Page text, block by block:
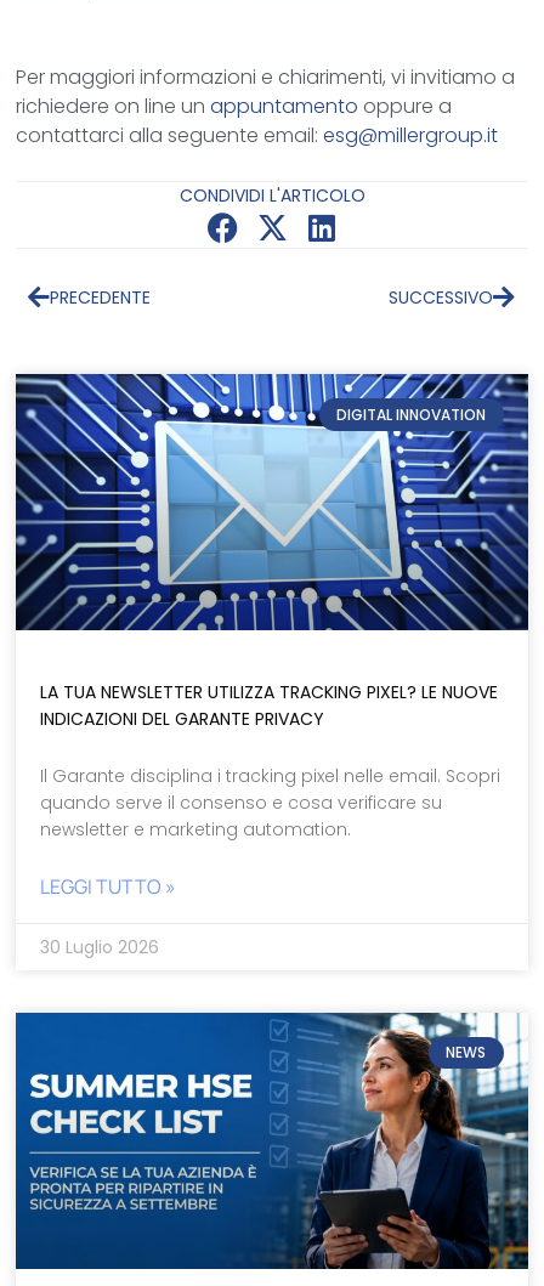
Per maggiori informazioni e chiarimenti, vi invitiamo a
richiedere on line unappuntamento oppure a
contattarci alla seguente email:esg@millergroup.it
CONDIVIDI L'ARTICOLO
PRECEDENTE SUCCESSIVO
DIGITAL INNOVATION
LA TUA NEWSLETTER UTILIZZA TRACKING PIXEL? LE NUOVE
INDICAZIONI DEL GARANTE PRIVACY
Il Garante disciplina i tracking pixel nelle email. Scopri
quando serve il consenso e cosa verificare su
newsletter e marketing automation.
LEGGI TUTTO »
30 Luglio 2026
NEWS